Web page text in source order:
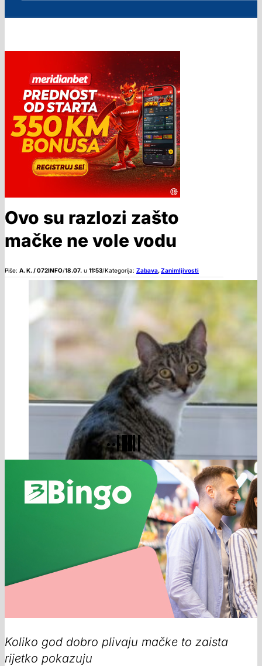
Ovo su razlozi zašto
mačke ne vole vodu
Piše: A. K. / 072INFO/18.07. u 11:53/Kategorija: Zabava,Zanimljivosti
Koliko god dobro plivaju mačke to zaista
rijetko pokazuju